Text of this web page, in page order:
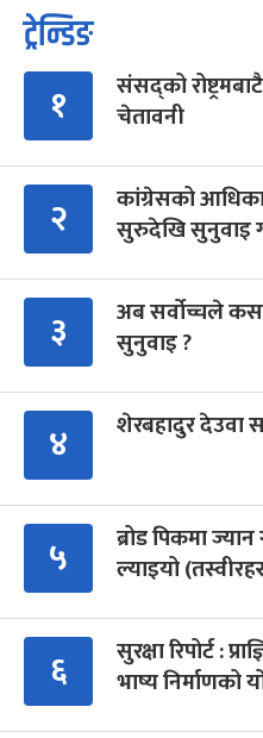
ट्रेन्डिङ
१
संसद्को
चेतावनी
२
कांग्रेसको
सुरुदेखि सुनुवाइ
३
अब सर्वोच्चले
सुनुवाइ ?
४ शेरबहादुर देउवा
५
ब्रोड पिकमा
ल्याइयो
६
सुरक्षा रिपोर्ट :
भाष्य निर्माणको